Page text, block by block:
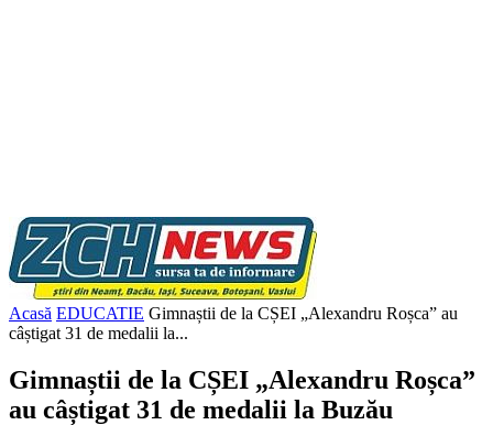
Acasă EDUCATIE Gimnaștii de la CȘEI „Alexandru Roșca” au
câștigat 31 de medalii la...
Gimnaștii de la CȘEI „Alexandru Roșca”
au câștigat 31 de medalii la Buzău